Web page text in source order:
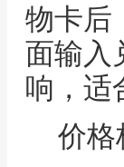
物卡后
面输入
响，适
价格